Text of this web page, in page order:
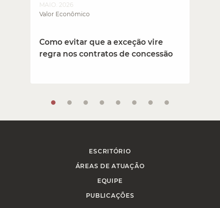
MAIO. 2026
Valor Econômico
Como evitar que a exceção vire
regra nos contratos de concessão
ESCRITÓRIO
ÁREAS DE ATUAÇÃO
EQUIPE
PUBLICAÇÕES